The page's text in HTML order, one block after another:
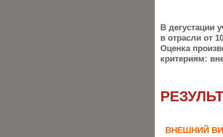
В дегустации
в отрасли от
Оценка
критериям:
ВНЕШНИЙ